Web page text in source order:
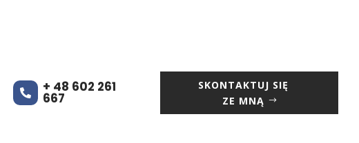
 + 48 602 261
667
SKONTAKTUJ SIĘ
ZE MNĄ